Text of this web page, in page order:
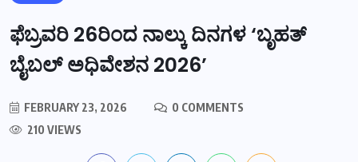
ಫೆಬ್ರವರಿ 26ರಿಂದ ನಾಲ್ಕು ದಿನಗಳ ‘ಬೃಹತ್
ಬೈಬಲ್ ಅಧಿವೇಶನ 2026’
FEBRUARY 23, 2026
0 COMMENTS
210 VIEWS